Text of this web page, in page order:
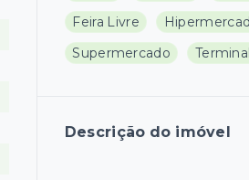
Feira Livre
Supermercado
Descrição do imóvel